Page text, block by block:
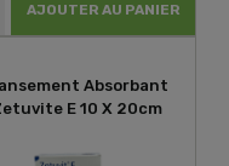
AJOUTER AU PANIER
Absorbant
E 10 X 20cm